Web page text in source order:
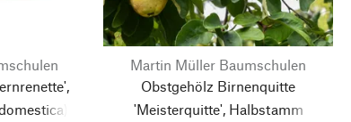
Martin Müller Baumschulen
Obstgehölz Birnenquitte
'Meisterquitte', Halbstamm